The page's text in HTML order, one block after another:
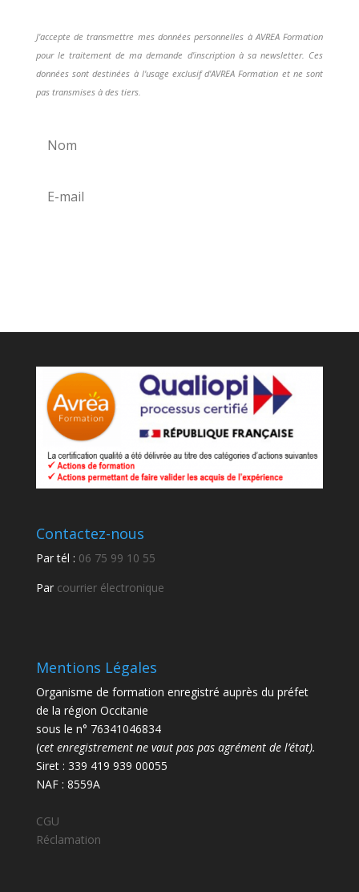
J'accepte de transmettre mes données personnelles à AVREA Formation
pour le traitement de ma demande d'inscription à sa newsletter. Ces
données sont destinées à l'usage exclusif d'AVREA Formation et ne sont
pas transmises à des tiers.
Contactez-nous
Par tél : 06 75 99 10 55
Par courrier électronique
Mentions Légales
Organisme de formation enregistré auprès du préfet
de la région Occitanie
sous le n° 76341046834
(cet enregistrement ne vaut pas pas agrément de l’état).
Siret : 339 419 939 00055
NAF : 8559A
CGU
Réclamation